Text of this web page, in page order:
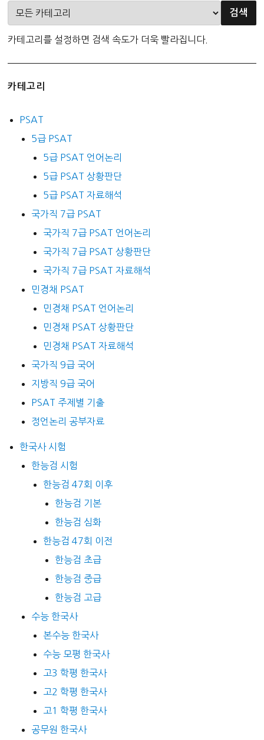
카테고리를 설정하면 검색 속도가 더욱 빨라집니다.
카테고리
PSAT
5급 PSAT
5급 PSAT 언어논리
5급 PSAT 상황판단
5급 PSAT 자료해석
국가직 7급 PSAT
국가직 7급 PSAT 언어논리
국가직 7급 PSAT 상황판단
국가직 7급 PSAT 자료해석
민경채 PSAT
민경채 PSAT 언어논리
민경채 PSAT 상황판단
민경채 PSAT 자료해석
국가직 9급 국어
지방직 9급 국어
PSAT 주제별 기출
정언논리 공부자료
한국사 시험
한능검 시험
한능검 47회 이후
한능검 기본
한능검 심화
한능검 47회 이전
한능검 초급
한능검 중급
한능검 고급
수능 한국사
본수능 한국사
수능 모평 한국사
고3 학평 한국사
고2 학평 한국사
고1 학평 한국사
공무원 한국사